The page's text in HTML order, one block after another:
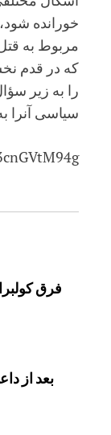
خورانده
که در قدم
را به زیر
سیاسی آنرا
فرق
بعد از